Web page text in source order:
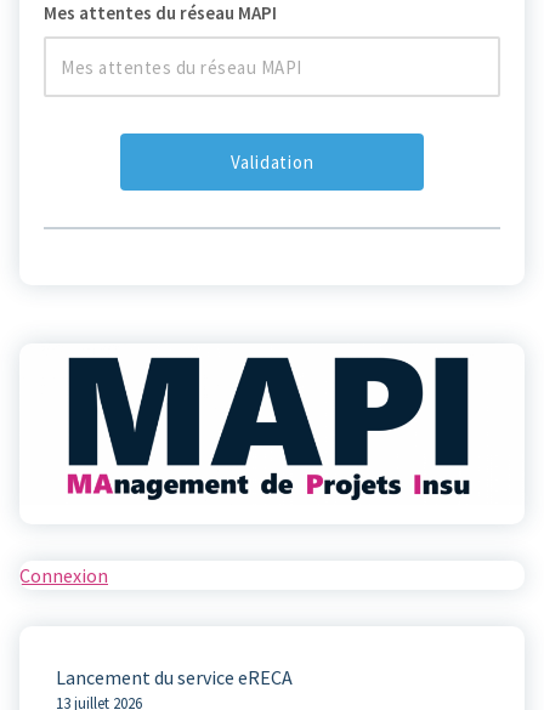
Mes attentes du réseau MAPI
Connexion
Lancement du service eRECA
13 juillet 2026